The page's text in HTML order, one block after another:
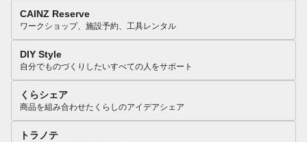
CAINZ Reserve
ワークショップ、施設予約、工具レンタル
DIY Style
自分でものづくりしたいすべての人をサポート
くらシェア
商品を組み合わせたくらしのアイデアシェア
トラノテ